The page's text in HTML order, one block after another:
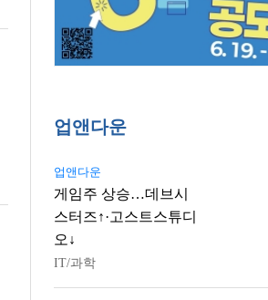
업앤다운
업앤다운
게임주 상승…데브시
스터즈↑·고스트스튜디
오↓
IT/과학